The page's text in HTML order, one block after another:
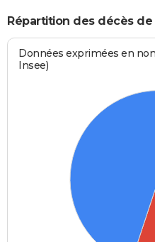
Répartition des décès de
Données exprimées en
Insee)